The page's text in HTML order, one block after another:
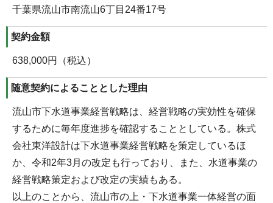
千葉県流山市南流山6丁目24番17号
契約金額
638,000円（税込）
随意契約によることとした理由
流山市下水道事業経営戦略は、経営戦略の実効性を確保
するために毎年度進捗を確認することとしている。株式
会社東洋設計は下水道事業経営戦略を策定しているほ
か、令和2年3月の改定も行っており、また、水道事業の
経営戦略策定および改定の実績もある。
以上のことから、流山市の上・下水道事業一体経営の面